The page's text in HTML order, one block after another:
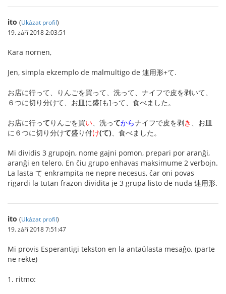
ito (Ukázat profil)
19. září 2018 2:03:51
Kara nornen,
Jen, simpla ekzemplo de malmultigo de 連用形+て.
お店に行って、りんごを買って、洗って、ナイフで皮を剥いて、
６つに切り分けて、お皿に盛[も]って、食べました。
お店に行って りんごを買い、洗ってからナイフで皮を剥き 、お皿
に６つに切り分けて盛り付け(て)、食べました。
Mi dividis 3 grupojn, nome gajni pomon, prepari por aranĝi,
aranĝi en telero. En ĉiu grupo enhavas maksimume 2 verbojn.
La lasta て enkrampita ne nepre necesus, ĉar oni povas
rigardi la tutan frazon dividita je 3 grupa listo de nuda 連用形.
ito (Ukázat profil)
19. září 2018 7:51:47
Mi provis Esperantigi tekston en la antaŭlasta mesaĝo. (parte
ne rekte)
1. ritmo: